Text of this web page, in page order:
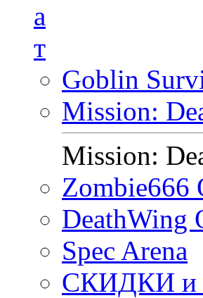
а
т
Goblin
Mission:
Mission:
Zombie666
DeathWing
Spec Arena
СКИДКИ